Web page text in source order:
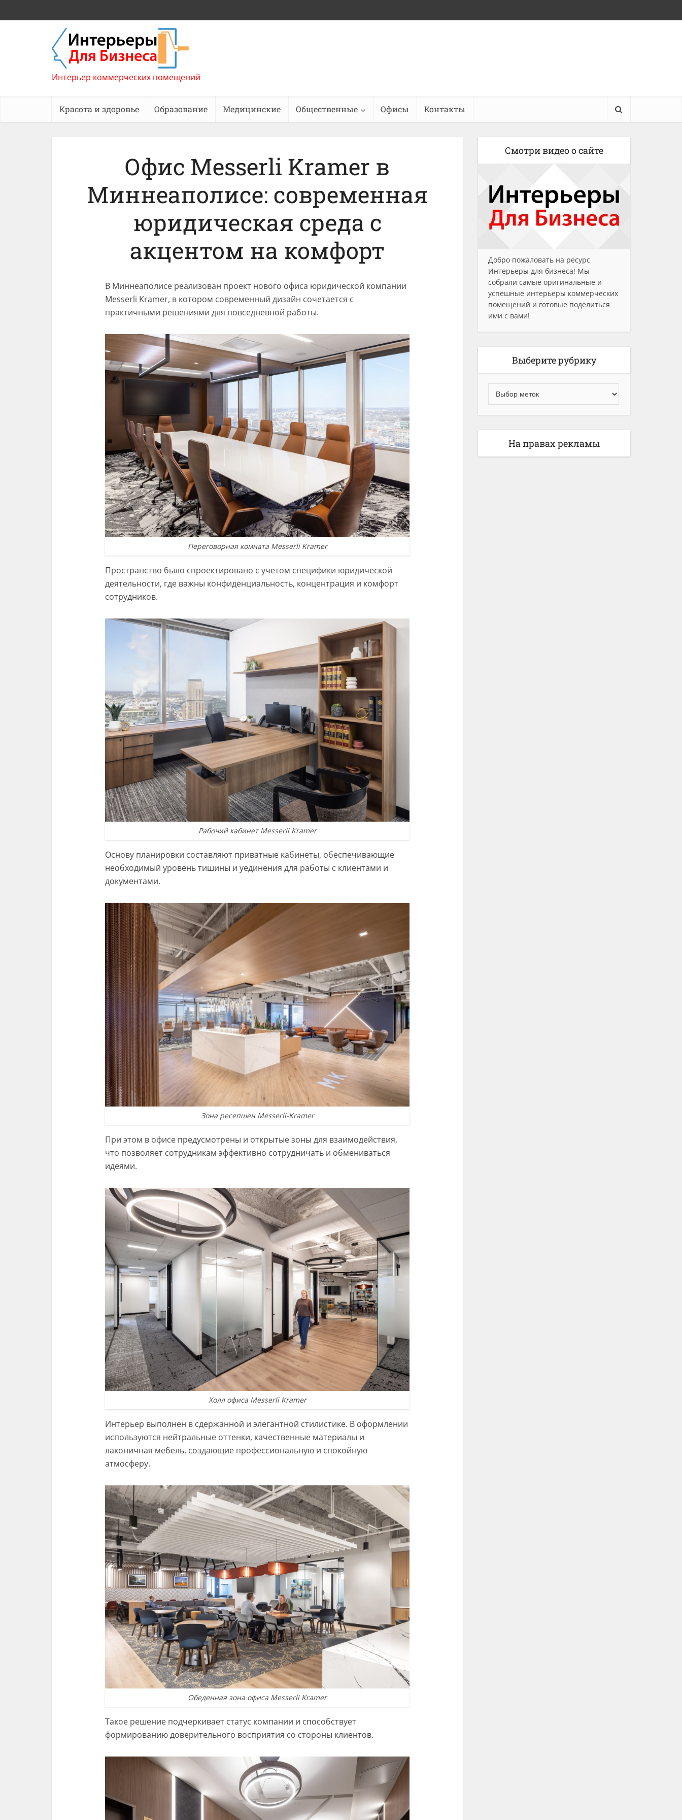
Интерьер коммерческих помещений
Красота и здоровье Образование Медицинские Общественные Офисы Контакты
Офис Messerli Kramer в
Миннеаполисе: современная
юридическая среда с
акцентом на комфорт
В Миннеаполисе реализован проект нового офиса юридической компании
Messerli Kramer, в котором современный дизайн сочетается с
практичными решениями для повседневной работы.
Переговорная комната Messerli Kramer
Пространство было спроектировано с учетом специфики юридической
деятельности, где важны конфиденциальность, концентрация и комфорт
сотрудников.
Рабочий кабинет Messerli Kramer
Основу планировки составляют приватные кабинеты, обеспечивающие
необходимый уровень тишины и уединения для работы с клиентами и
документами.
Зона ресепшен Messerli-Kramer
При этом в офисе предусмотрены и открытые зоны для взаимодействия,
что позволяет сотрудникам эффективно сотрудничать и обмениваться
идеями.
Холл офиса Messerli Kramer
Интерьер выполнен в сдержанной и элегантной стилистике. В оформлении
используются нейтральные оттенки, качественные материалы и
лаконичная мебель, создающие профессиональную и спокойную
атмосферу.
Обеденная зона офиса Messerli Kramer
Такое решение подчеркивает статус компании и способствует
формированию доверительного восприятия со стороны клиентов.
Смотри видео о сайте
Добро пожаловать на ресурс
Интерьеры для бизнеса! Мы
собрали самые оригинальные и
успешные интерьеры коммерческих
помещений и готовые поделиться
ими с вами!
Выберите рубрику
На правах рекламы